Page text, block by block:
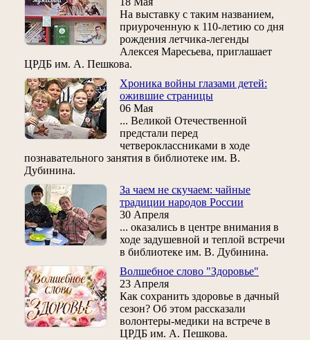
На выставку с таким названием,
приуроченную к 110-летию со дня
рождения летчика-легенды
Алексея Маресьева, приглашает
ЦРДБ им. А. Пешкова.
Хроника войны глазами детей:
ожившие страницы
06 Мая
... Великой Отечественной
предстали перед
четвероклассниками в ходе
познавательного занятия в библиотеке им. В.
Дубинина.
За чаем не скучаем: чайные
традиции народов России
30 Апреля
... оказались в центре внимания в
ходе задушевной и теплой встречи
в библиотеке им. В. Дубинина.
Волшебное слово "Здоровье"
23 Апреля
Как сохранить здоровье в дачный
сезон? Об этом рассказали
волонтеры-медики на встрече в
ЦРДБ им. А. Пешкова.